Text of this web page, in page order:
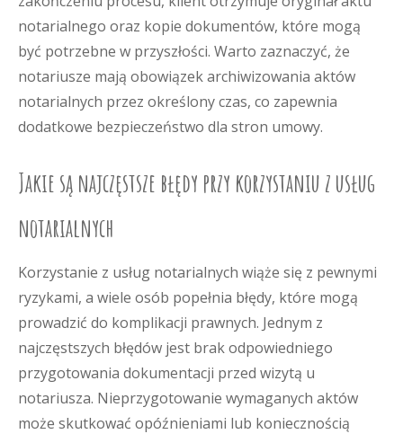
notarialnego oraz kopie dokumentów, które mogą
być potrzebne w przyszłości. Warto zaznaczyć, że
notariusze mają obowiązek archiwizowania aktów
notarialnych przez określony czas, co zapewnia
dodatkowe bezpieczeństwo dla stron umowy.
Jakie są najczęstsze błędy przy korzystaniu z usług
notarialnych
Korzystanie z usług notarialnych wiąże się z pewnymi
ryzykami, a wiele osób popełnia błędy, które mogą
prowadzić do komplikacji prawnych. Jednym z
najczęstszych błędów jest brak odpowiedniego
przygotowania dokumentacji przed wizytą u
notariusza. Nieprzygotowanie wymaganych aktów
może skutkować opóźnieniami lub koniecznością